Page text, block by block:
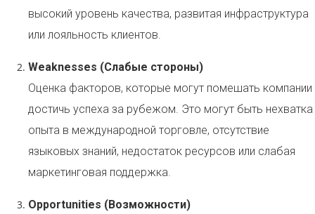
высокий уровень качества, развитая инфраструктура
или лояльность клиентов.
Weaknesses (Слабые стороны)
Оценка факторов, которые могут помешать компании
достичь успеха за рубежом. Это могут быть нехватка
опыта в международной торговле, отсутствие
языковых знаний, недостаток ресурсов или слабая
маркетинговая поддержка.
Opportunities (Возможности)